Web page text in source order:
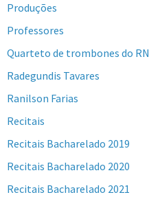
Produções
Professores
Quarteto de trombones do RN
Radegundis Tavares
Ranilson Farias
Recitais
Recitais Bacharelado 2019
Recitais Bacharelado 2020
Recitais Bacharelado 2021